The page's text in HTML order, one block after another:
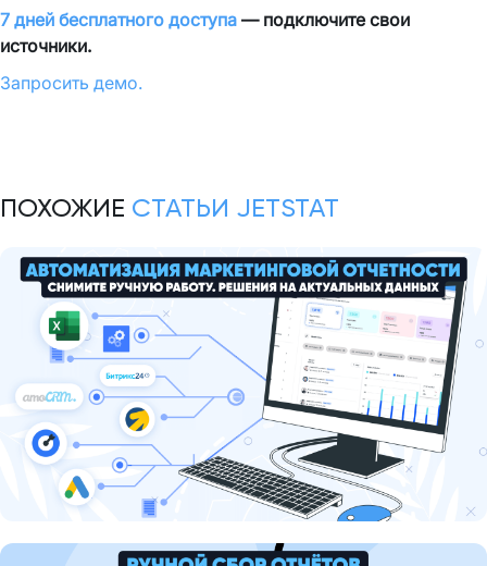
7 дней бесплатного доступа — подключите свои
источники.
Запросить демо.
ПОХОЖИЕ СТАТЬИ JETSTAT